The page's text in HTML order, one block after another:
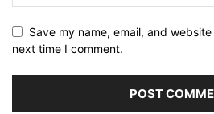
Save my name, email, and
next time I comment.